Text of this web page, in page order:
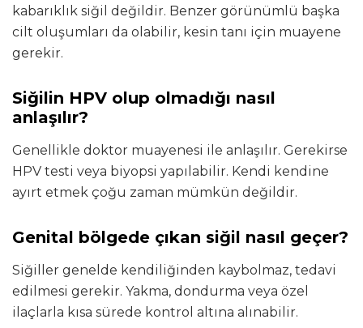
kabarıklık siğil değildir. Benzer görünümlü başka
cilt oluşumları da olabilir, kesin tanı için muayene
gerekir.
Siğilin HPV olup olmadığı nasıl
anlaşılır?
Genellikle doktor muayenesi ile anlaşılır. Gerekirse
HPV testi veya biyopsi yapılabilir. Kendi kendine
ayırt etmek çoğu zaman mümkün değildir.
Genital bölgede çıkan siğil nasıl geçer?
Siğiller genelde kendiliğinden kaybolmaz, tedavi
edilmesi gerekir. Yakma, dondurma veya özel
ilaçlarla kısa sürede kontrol altına alınabilir.